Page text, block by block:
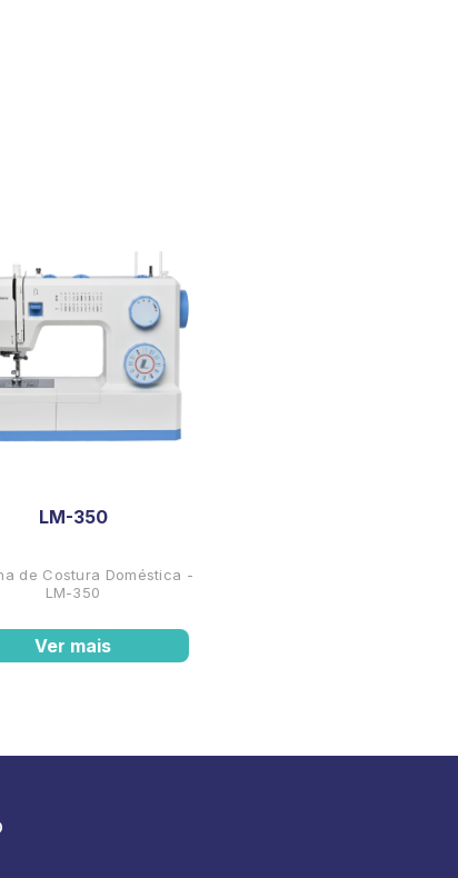
LM-350
de Costura Doméstica -
LM-350
Ver mais